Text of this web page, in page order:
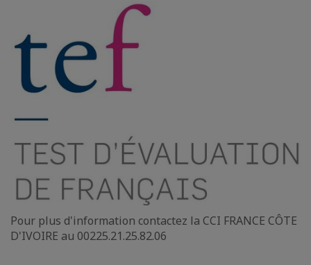
Pour plus d'information contactez la CCI FRANCE CÔTE
D'IVOIRE au 00225.21.25.82.06